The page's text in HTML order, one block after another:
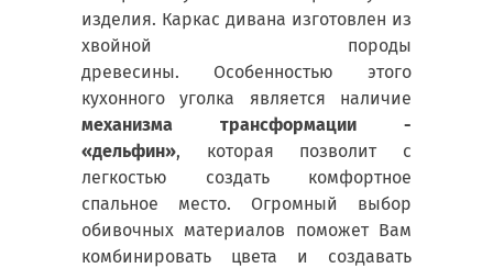
изделия. Каркас дивана изготовлен из
хвойной породы
древесины. Особенностью этого
кухонного уголка является наличие
механизма трансформации -
«дельфин», которая позволит с
легкостью создать комфортное
спальное место. Огромный выбор
обивочных материалов поможет Вам
комбинировать цвета и создавать